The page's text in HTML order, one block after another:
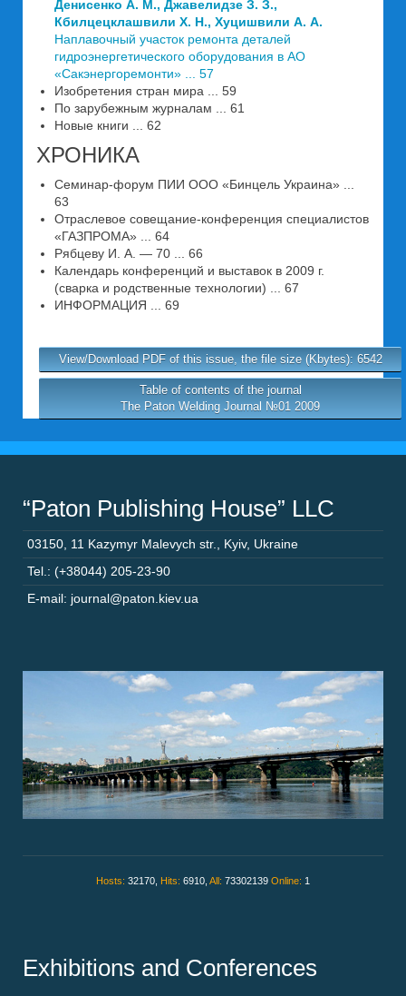
Денисенко А. М., Джавелидзе З. З.,
Кбилцецклашвили X. Н., Хуцишвили А. А.
Наплавочный участок ремонта деталей
гидроэнергетического оборудования в АО
«Сакэнергоремонти» ... 57
Изобретения стран мира ... 59
По зарубежным журналам ... 61
Новые книги ... 62
ХРОНИКА
Семинар-форум ПИИ ООО «Бинцель Украина» ...
63
Отраслевое совещание-конференция специалистов
«ГАЗПРОМА» ... 64
Рябцеву И. А. — 70 ... 66
Календарь конференций и выставок в 2009 г.
(сварка и родственные технологии) ... 67
ИНФОРМАЦИЯ ... 69
View/Download PDF of this issue, the file size (Kbytes): 6542
Table of contents of the journal
The Paton Welding Journal №01 2009
“Paton Publishing House” LLC
03150 11 Kazymyr Malevych str. Kyiv, Ukraine
Tel.: (+38044) 205-23-90
E-mail: journal@paton.kiev.ua
Hosts: 32170, Hits: 6910, All: 73302139 Online: 1
Exhibitions and Conferences